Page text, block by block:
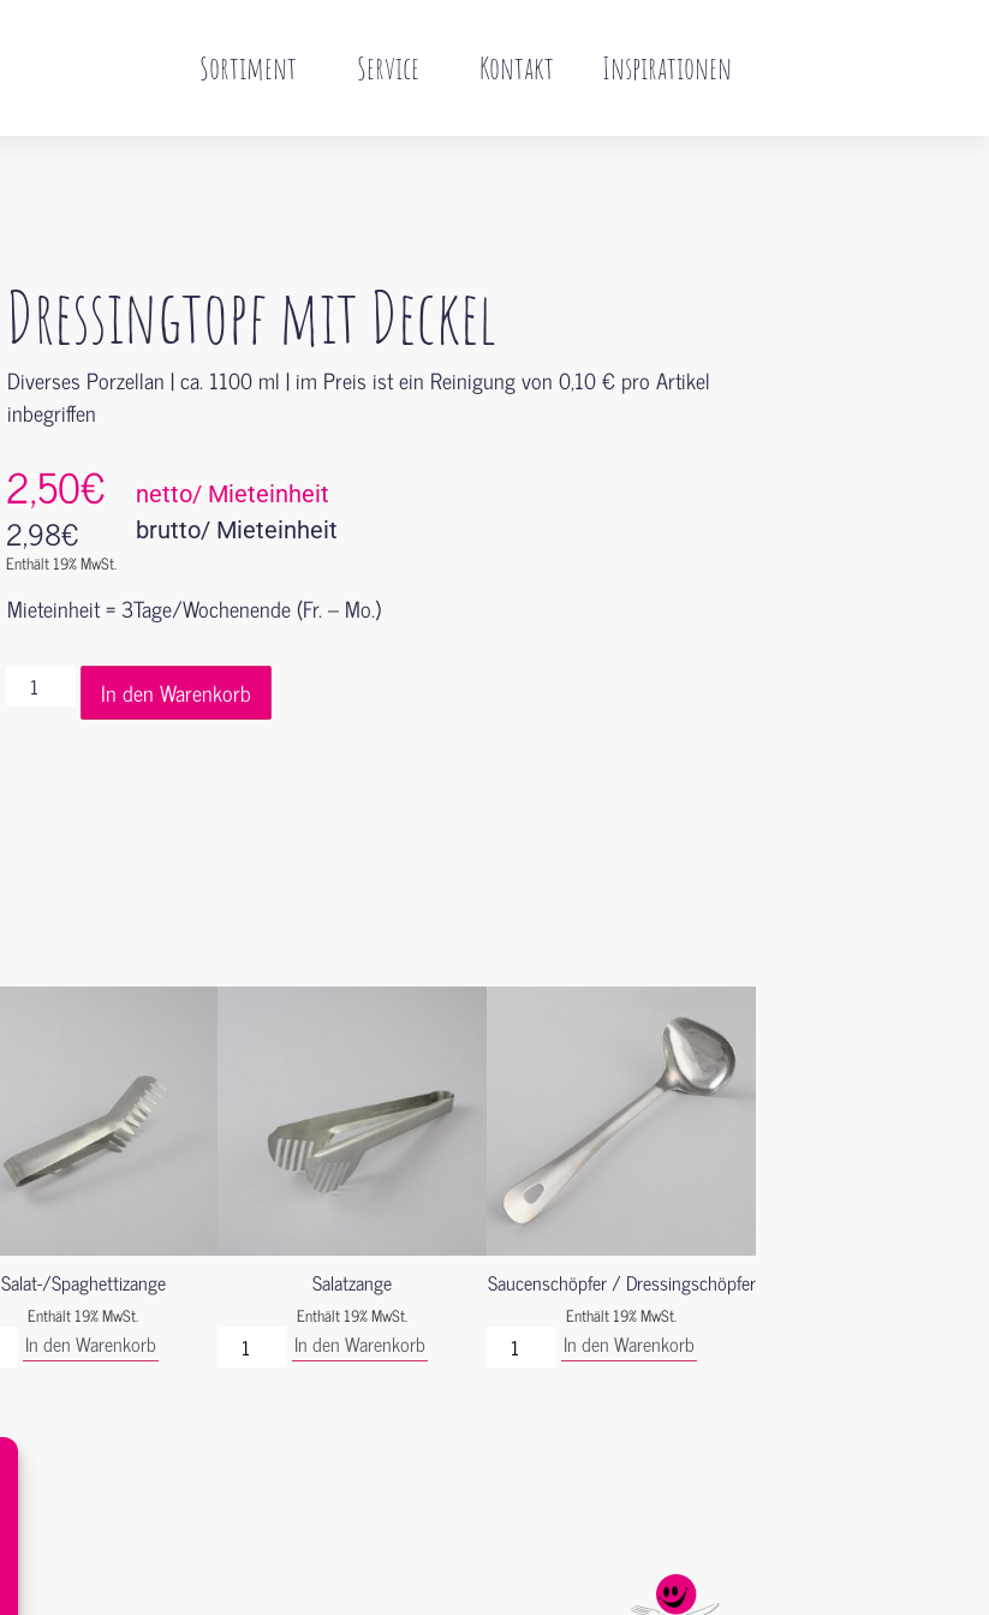
Sortiment Service Kontakt Inspirationen
Dressingtopf mit Deckel
Diverses Porzellan | ca. 1100 ml | im Preis ist ein Reinigung von 0,10 € pro Artikel
inbegriffen
2,50€ netto/ Mieteinheit
2,98€
Enthält 19% MwSt.
brutto/ Mieteinheit
Mieteinheit = 3Tage/Wochenende (Fr. – Mo.)
In den Warenkorb
Salat-/Spaghettizange
Enthält 19% MwSt.
In den Warenkorb
Salatzange
Enthält 19% MwSt.
In den Warenkorb
Saucenschöpfer / Dressingschöpfer
Enthält 19% MwSt.
In den Warenkorb